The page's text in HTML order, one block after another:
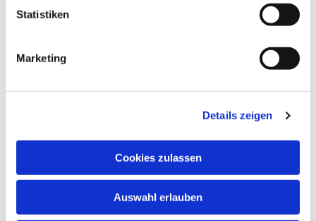
Statistiken
Marketing
Details zeigen
Cookies zulassen
Auswahl erlauben
NAVIGATION